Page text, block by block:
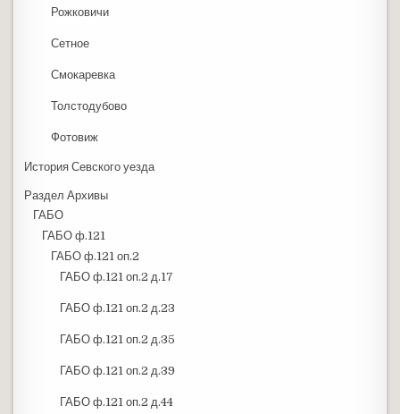
Рожковичи
Сетное
Смокаревка
Толстодубово
Фотовиж
История Севского уезда
Раздел Архивы
ГАБО
ГАБО ф.121
ГАБО ф.121 оп.2
ГАБО ф.121 оп.2 д.17
ГАБО ф.121 оп.2 д.23
ГАБО ф.121 оп.2 д.35
ГАБО ф.121 оп.2 д.39
ГАБО ф.121 оп.2 д.44